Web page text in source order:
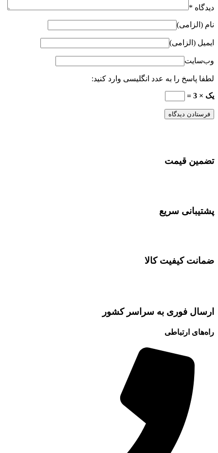
دیدگاه *
نام (الزامی)
ایمیل (الزامی)
وب‌سایت
لطفا پاسخ را به عدد انگلیسی وارد کنید:
یک × 3 =
تضمین قیمت
پشتیبانی سریع
ضمانت کیفیت کالا
ارسال فوری به سراسر کشور
راه‌های ارتباطی